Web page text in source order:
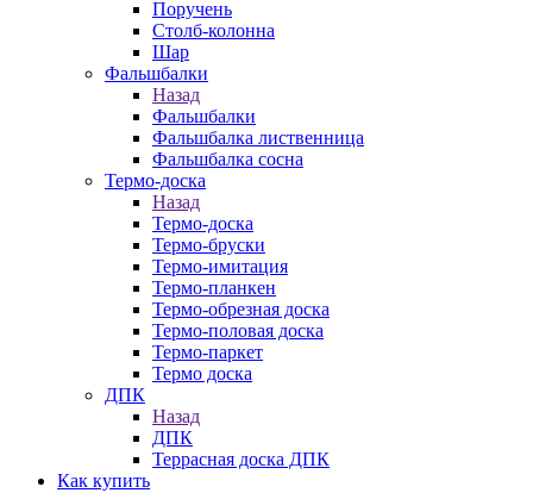
Поручень
Столб-колонна
Шар
Фальшбалки
Назад
Фальшбалки
Фальшбалка лиственница
Фальшбалка сосна
Термо-доска
Назад
Термо-доска
Термо-бруски
Термо-имитация
Термо-планкен
Термо-обрезная доска
Термо-половая доска
Термо-паркет
Термо доска
ДПК
Назад
ДПК
Террасная доска ДПК
Как купить